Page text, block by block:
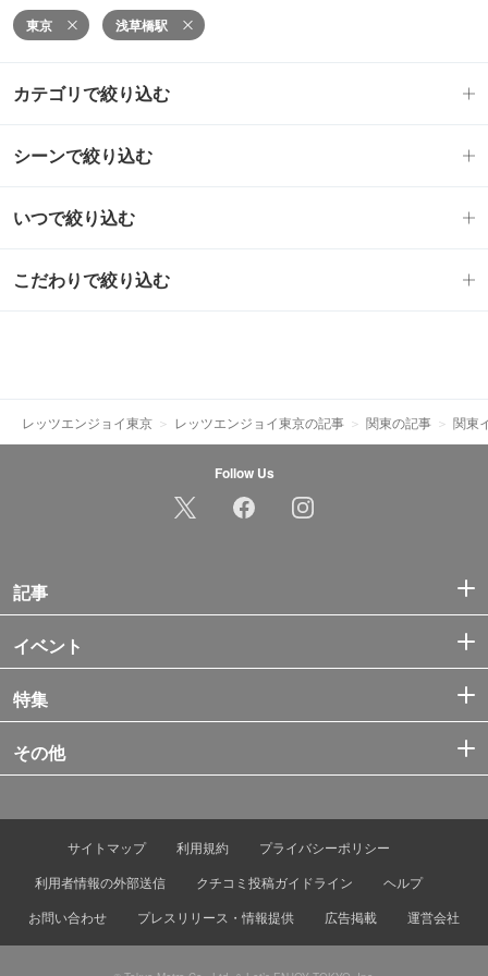
東京 浅草橋駅
カテゴリで絞り込む
シーンで絞り込む
いつで絞り込む
こだわりで絞り込む
レッツエンジョイ東京 レッツエンジョイ東京の記事 関東の記事 関東
Follow Us
記事
イベント
特集
その他
サイトマップ 利用規約
プライバシーポリシー
利用者情報の外部送信
クチコミ投稿ガイドライン
ヘルプ
お問い合わせ
プレスリリース・情報提供 広告掲載 運営会社